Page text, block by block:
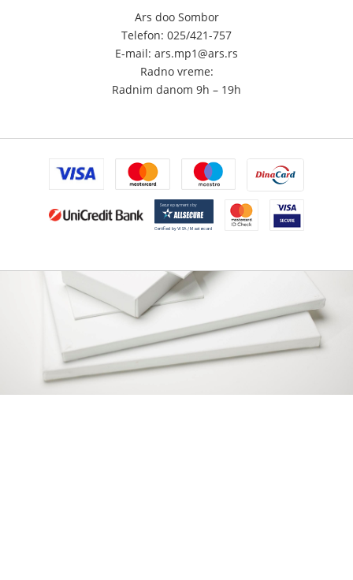
Ars doo Sombor
Telefon: 025/421-757
E-mail: ars.mp1@ars.rs
Radno vreme:
Radnim danom 9h – 19h